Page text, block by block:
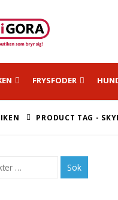
FRYSFODER
PRODUCT TAG -
Sök